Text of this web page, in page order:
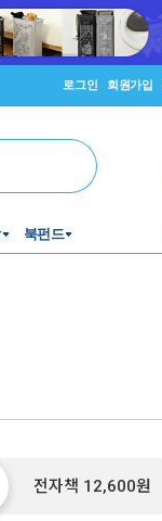
로그인 회원가입
북펀드
전자책 12,600원